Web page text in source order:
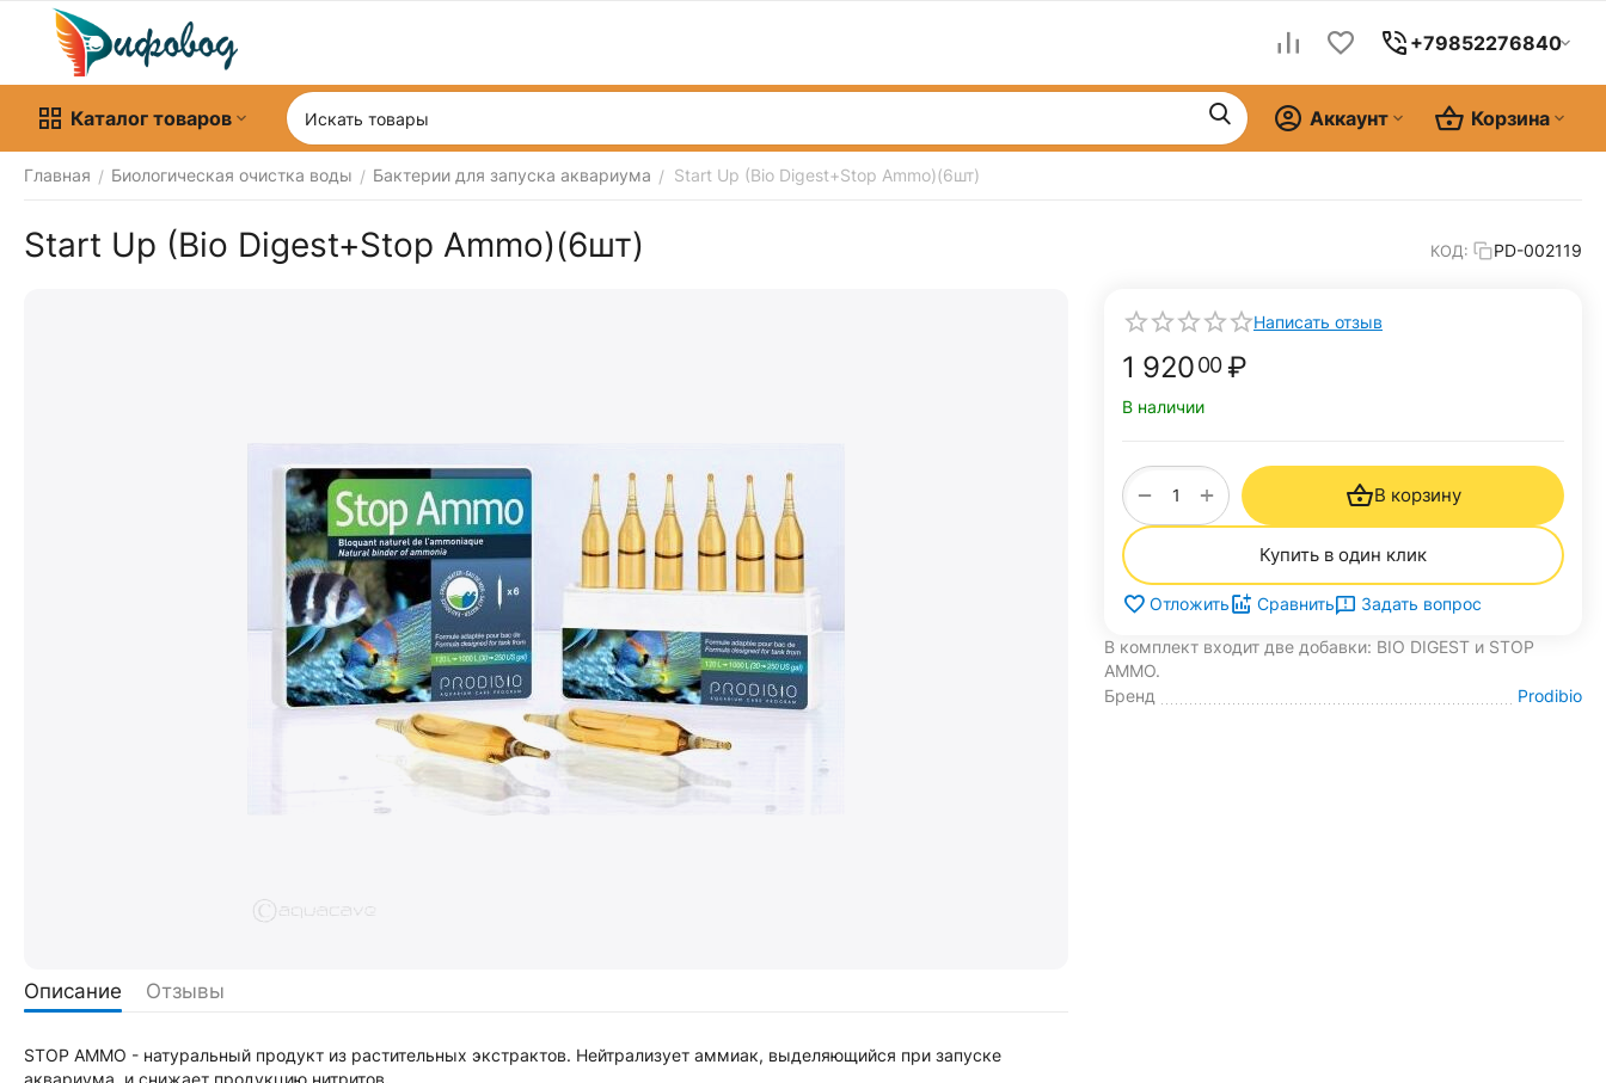
+79852276840
Каталог товаров Корзина
Аккаунт
Главная / Биологическая очистка воды / Бактерии для запуска аквариума / Start Up (Bio Digest+Stop Ammo)(6шт)
Start Up (Bio Digest+Stop Ammo)(6шт) КОД: PD-002119
Написать отзыв
1 92000 ₽
В наличии
+
− В корзину
Купить в один клик
Отложить Сравнить Задать вопрос
В комплект входит две добавки: BIO DIGEST и STOP
AMMO.
Бренд
Prodibio
Описание Отзывы
STOP AMMO - натуральный продукт из растительных экстрактов. Нейтрализует аммиак, выделяющийся при запуске
аквариума, и снижает продукцию нитритов.